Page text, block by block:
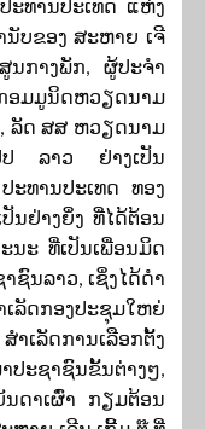
ະທານປະເທດ ແຫ່ງ
ນັບຂອງ ສະຫາຍ ເຈີ
ນກາງພັກ, ຜູ້ປະຈໍາ
ອມມູນິດຫວຽດນາມ
ລັດ ສສ ຫວຽດນາມ
ປ ລາວ ຢ່າງເປັນ
ະທານປະເທດ ທອງ
ນຢ່າງຍິ່ງ ທີ່ໄດ້ຕ້ອນ
ະ ທີ່ເປັນເພື່ອນມິດ
ນລາວ, ເຊິ່ງໄດ້ດໍາ
ລັດກອງປະຊຸມໃຫຍ່
ລັດການເລືອກຕັ້ງ
ະຊາຊົນຂັ້ນຕ່າງໆ,
ນດາເຜົ່າ ກຽມຕ້ອນ